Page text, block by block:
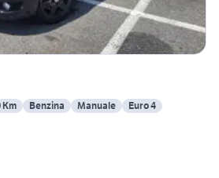
Km Benzina Manuale Euro 4